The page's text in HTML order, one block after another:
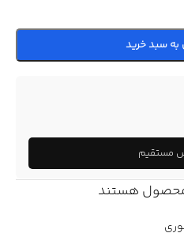
به سبد خرید
مستقیم
محصول هستند